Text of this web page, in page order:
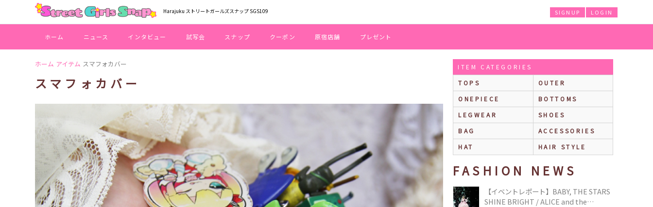
Harajuku ストリートガールズスナップ SGS109 LOGIN
SIGNUP
ホーム ニュース インタビュー 試写会 スナップ クーポン 原宿店舗 プレゼント
ホーム アイテム スマフォカバー
スマフォカバー
ITEM CATEGORIES
TOPS
OUTER
ONEPIECE
BOTTOMS
LEGWEAR
SHOES
BAG
ACCESSORIES
HAT
HAIR STYLE
FASHION NEWS
【イベントレポート】BABY, THE STARS
SHINE BRIGHT / ALICE and the